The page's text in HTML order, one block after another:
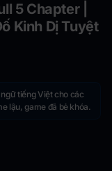
5 Chapter |
Kinh Dị Tuyệt
tiếng Việt cho các
lậu, game đã bẻ khóa.